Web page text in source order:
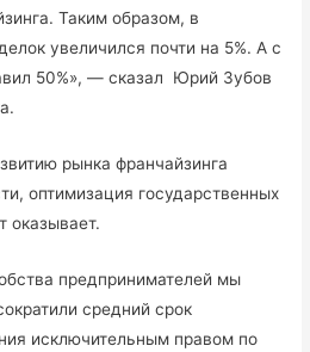
Таким образом, в
увеличился почти на 5%. А с
50%», — сказал Юрий Зубов
рынка франчайзинга
оптимизация государственных
оказывает.
предпринимателей мы
средний срок
исключительным правом по